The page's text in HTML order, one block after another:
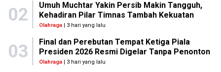
02
Umuh Muchtar Yakin Persib Makin Tangguh,
Kehadiran Pilar Timnas Tambah Kekuatan
Olahraga| 3 hari yang lalu
03
Final dan Perebutan Tempat Ketiga Piala
Presiden 2026 Resmi Digelar Tanpa Penonton
Olahraga| 3 hari yang lalu